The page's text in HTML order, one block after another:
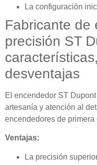
La configuración
Fabricante de
precisión ST
desventajas
El encendedor ST
artesanía y atención al
encendedores de
Ventajas:
La precisión